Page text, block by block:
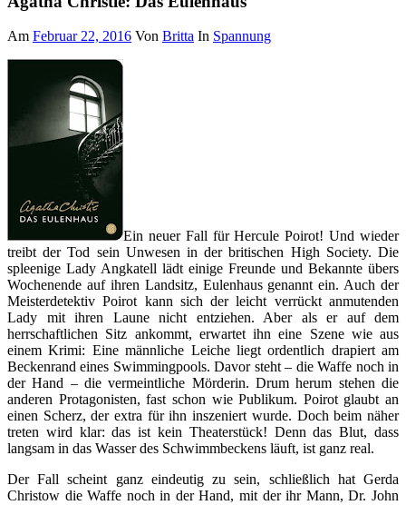
Am Februar 22, 2016 Von Britta In Spannung
Ein neuer Fall für Hercule Poirot! Und wieder
treibt der Tod sein Unwesen in der britischen High Society. Die
spleenige Lady Angkatell lädt einige Freunde und Bekannte übers
Wochenende auf ihren Landsitz, Eulenhaus genannt ein. Auch der
Meisterdetektiv Poirot kann sich der leicht verrückt anmutenden
Lady mit ihren Laune nicht entziehen. Aber als er auf dem
herrschaftlichen Sitz ankommt, erwartet ihn eine Szene wie aus
einem Krimi: Eine männliche Leiche liegt ordentlich drapiert am
Beckenrand eines Swimmingpools. Davor steht – die Waffe noch in
der Hand – die vermeintliche Mörderin. Drum herum stehen die
anderen Protagonisten, fast schon wie Publikum. Poirot glaubt an
einen Scherz, der extra für ihn inszeniert wurde. Doch beim näher
treten wird klar: das ist kein Theaterstück! Denn das Blut, dass
langsam in das Wasser des Schwimmbeckens läuft, ist ganz real.
Der Fall scheint ganz eindeutig zu sein, schließlich hat Gerda
Christow die Waffe noch in der Hand, mit der ihr Mann, Dr. John